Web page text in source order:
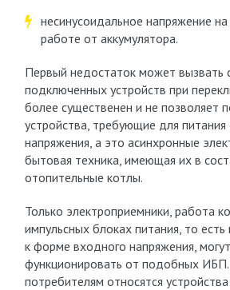
несинусоидальное напряжение
работе от аккумулятора.
Первый недостаток может вызвать
подключенных устройств при
более существенен и не позволяет
устройства, требующие для питания
напряжения, а это асинхронные
бытовая техника, имеющая их в
отопительные котлы.
Только электроприемники, работа
импульсных блоках питания, то есть
к форме входного напряжения,
функционировать от подобных
потребителям относятся